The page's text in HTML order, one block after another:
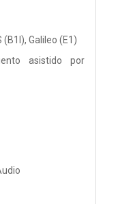
(B1I), Galileo (E1)
asistido por